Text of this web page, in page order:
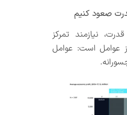
صعود کنیم
نیازمند تمرکز
عوامل است: عوامل